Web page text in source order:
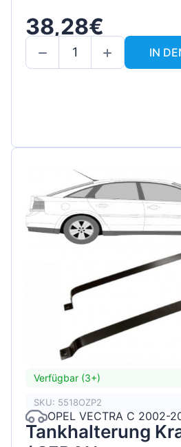
38,28€
IN
Verfügbar (3+)
SKU: 5518OZP2
OPEL VECTRA C 2002-
Tankhalterung